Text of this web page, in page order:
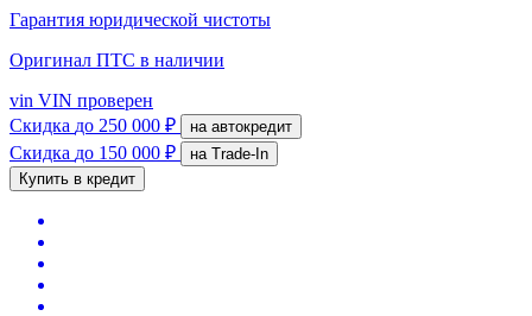
Гарантия юридической чистоты
Оригинал ПТС в наличии
vin VIN проверен
Скидка до 250 000 ₽ на автокредит
Скидка до 150 000 ₽
на Trade-In
Купить в кредит